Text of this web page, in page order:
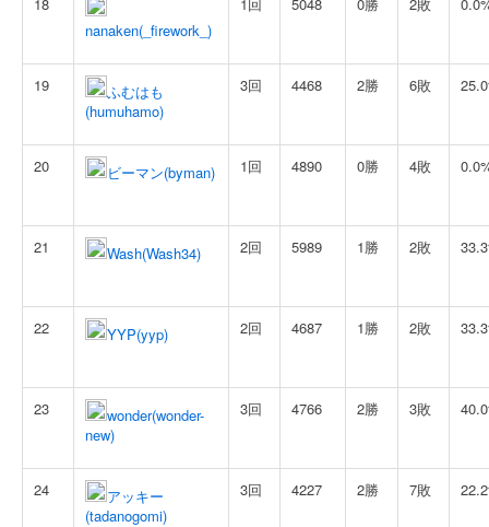
nanaken(_firework_)
19
ふむはも
(humuhamo)
3回 4468 2勝 6敗
20 ビーマン(byman) 1回 4890 0勝 4敗
21 Wash(Wash34) 2回 5989 1勝 2敗
22 YYP(yyp) 2回 4687 1勝 2敗
23
wonder(wonder-
new)
3回 4766 2勝 3敗
24
アッキー
(tadanogomi)
3回 4227 2勝 7敗